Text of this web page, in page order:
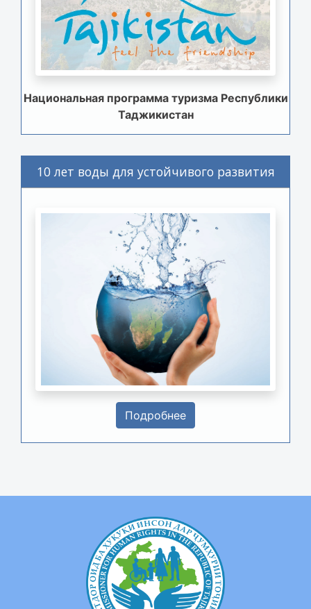
Национальная программа туризма Республики
Таджикистан
10 лет воды для устойчивого развития
Подробнее